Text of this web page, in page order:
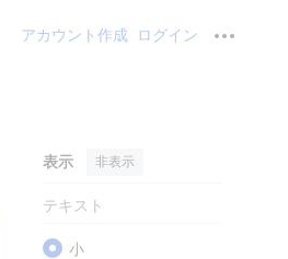
アカウント作成 ログイン 個人用ツ
表示 非表示
テキスト
小